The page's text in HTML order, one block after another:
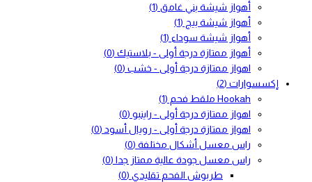
أهواز شيشة بني غامق (1)
أهواز شيشة بيج (1)
أهواز شيشة سوداء (1)
أهواز ممتازة درجة أولى - بلاستيك (0)
اهواز ممتازة درجة أولى - خشب (0)
إكسسوارات (2)
Hookah ملقط فحم
(1)
اهواز ممتازة درجة أولى - راينبو (0)
اهواز ممتازة درجة أولى - رويال أسود (0)
راس معسل أشكال مختلفة (0)
راس معسل جودة عالية ممتاز جدا (0)
طربوش الفحم تقليدي (0)